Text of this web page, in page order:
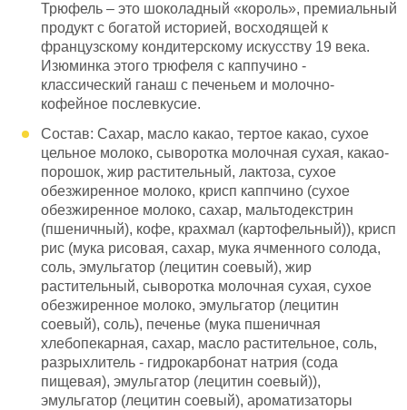
Трюфель – это шоколадный «король», премиальный
продукт с богатой историей, восходящей к
французскому кондитерскому искусству 19 века.
Изюминка этого трюфеля с каппучино -
классический ганаш с печеньем и молочно-
кофейное послевкусие.
Состав: Сахар, масло какао, тертое какао, сухое
цельное молоко, сыворотка молочная сухая, какао-
порошок, жир растительный, лактоза, сухое
обезжиренное молоко, крисп каппчино (сухое
обезжиренное молоко, сахар, мальтодекстрин
(пшеничный), кофе, крахмал (картофельный)), крисп
рис (мука рисовая, сахар, мука ячменного солода,
соль, эмульгатор (лецитин соевый), жир
растительный, сыворотка молочная сухая, сухое
обезжиренное молоко, эмульгатор (лецитин
соевый), соль), печенье (мука пшеничная
хлебопекарная, сахар, масло растительное, соль,
разрыхлитель - гидрокарбонат натрия (сода
пищевая), эмульгатор (лецитин соевый)),
эмульгатор (лецитин соевый), ароматизаторы